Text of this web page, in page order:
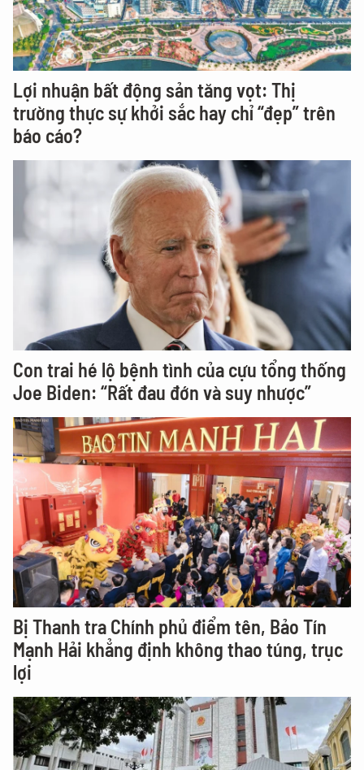
Lợi nhuận bất động sản tăng vọt: Thị
trường thực sự khởi sắc hay chỉ “đẹp” trên
báo cáo?
Con trai hé lộ bệnh tình của cựu tổng thống
Joe Biden: “Rất đau đớn và suy nhược”
Bị Thanh tra Chính phủ điểm tên, Bảo Tín
Mạnh Hải khẳng định không thao túng, trục
lợi